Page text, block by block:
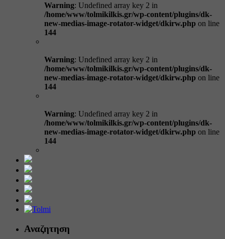
Warning: Undefined array key 2 in
/home/www/tolmikilkis.gr/wp-content/plugins/dk-
new-medias-image-rotator-widget/dkirw.php on line
144
Warning: Undefined array key 2 in
/home/www/tolmikilkis.gr/wp-content/plugins/dk-
new-medias-image-rotator-widget/dkirw.php on line
144
Warning: Undefined array key 2 in
/home/www/tolmikilkis.gr/wp-content/plugins/dk-
new-medias-image-rotator-widget/dkirw.php on line
144
Αναζητηση